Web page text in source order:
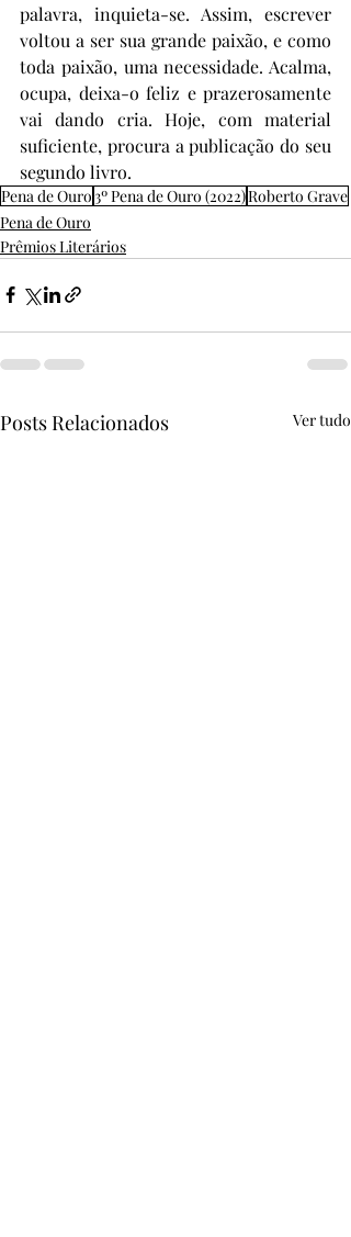
palavra, inquieta-se. Assim, escrever
voltou a ser sua grande paixão, e como
toda paixão, uma necessidade. Acalma,
ocupa, deixa-o feliz e prazerosamente
vai dando cria. Hoje, com material
suficiente, procura a publicação do seu
segundo livro.
Pena de Ouro3º Pena de Ouro (2022)Roberto Grave
Pena de Ouro
Prêmios Literários
Posts Relacionados Ver tudo